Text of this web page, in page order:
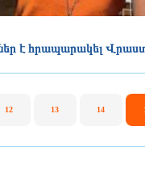
է հրապարակել
12 13 14